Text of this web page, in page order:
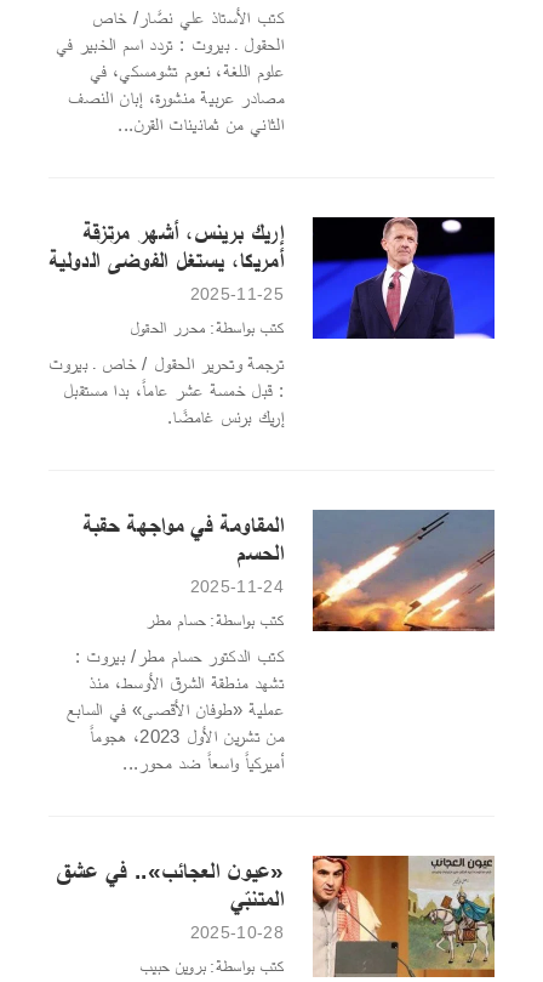
كتب الأستاذ علي نصَّار/ خاص
الحقول ـ بيروت : تردد اسم الخبير في
علوم اللغة، نعوم تشومسكي، في
مصادر عربية منشورة، إبان النصف
الثاني من ثمانينات القرن...
إريك برينس، أشهر مرتزقة
أمريكا، يستغل الفوضى الدولية
2025-11-25
كتب بواسطة: محرر الحقول
ترجمة وتحرير الحقول / خاص ـ بيروت
: قبل خمسة عشر عاماً، بدا مستقبل
إريك برنس غامضًا.
المقاومة في مواجهة حقبة
الحسم
2025-11-24
كتب بواسطة: حسام مطر
كتب الدكتور حسام مطر/ بيروت :
تشهد منطقة الشرق الأوسط، منذ
عملية «طوفان الأقصى» في السابع
من تشرين الأول 2023، هجوماً
أميركياً واسعاً ضد محور...
«عيون العجائب».. في عشق
المتنبّي
2025-10-28
كتب بواسطة: بروين حبيب